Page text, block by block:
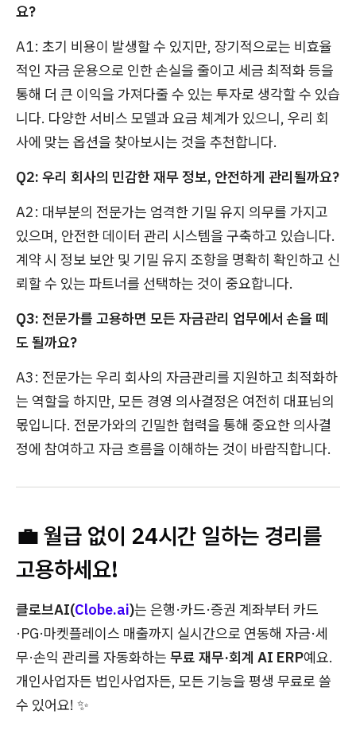
요?
A1: 초기 비용이 발생할 수 있지만, 장기적으로는 비효율
적인 자금 운용으로 인한 손실을 줄이고 세금 최적화 등을
통해 더 큰 이익을 가져다줄 수 있는 투자로 생각할 수 있습
니다. 다양한 서비스 모델과 요금 체계가 있으니, 우리 회
사에 맞는 옵션을 찾아보시는 것을 추천합니다.
Q2: 우리 회사의 민감한 재무 정보, 안전하게 관리될까요?
A2: 대부분의 전문가는 엄격한 기밀 유지 의무를 가지고
있으며, 안전한 데이터 관리 시스템을 구축하고 있습니다.
계약 시 정보 보안 및 기밀 유지 조항을 명확히 확인하고 신
뢰할 수 있는 파트너를 선택하는 것이 중요합니다.
Q3: 전문가를 고용하면 모든 자금관리 업무에서 손을 떼
도 될까요?
A3: 전문가는 우리 회사의 자금관리를 지원하고 최적화하
는 역할을 하지만, 모든 경영 의사결정은 여전히 대표님의
몫입니다. 전문가와의 긴밀한 협력을 통해 중요한 의사결
정에 참여하고 자금 흐름을 이해하는 것이 바람직합니다.
💼 월급 없이 24시간 일하는 경리를
고용하세요!
클로브AI(Clobe.ai)는 은행·카드·증권 계좌부터 카드
·PG·마켓플레이스 매출까지 실시간으로 연동해 자금·세
무·손익 관리를 자동화하는 무료 재무·회계 AI ERP예요.
개인사업자든 법인사업자든, 모든 기능을 평생 무료로 쓸
수 있어요! ✨